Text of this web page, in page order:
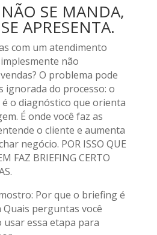
SE MANDA,
APRESENTA.
com um atendimento
não
O problema pode
ignorada do processo: o
o diagnóstico que orienta
É onde você faz as
o cliente e aumenta
negócio. POR ISSO QUE
FAZ BRIEFING CERTO
Por que o briefing é
Quais perguntas você
usar essa etapa para